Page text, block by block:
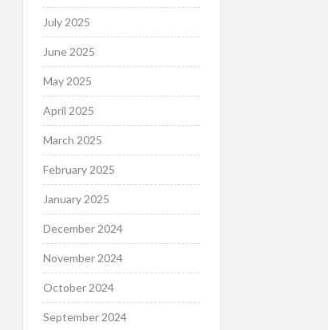
July 2025
June 2025
May 2025
April 2025
March 2025
February 2025
January 2025
December 2024
November 2024
October 2024
September 2024